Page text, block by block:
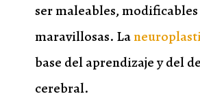
ser maleables, modificables
maravillosas. La
base del aprendizaje y del
cerebral.